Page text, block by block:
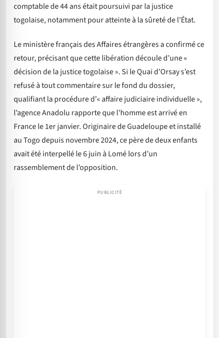
comptable de 44 ans était poursuivi par la justice
togolaise, notamment pour atteinte à la sûreté de l’État.
Le ministère français des Affaires étrangères a confirmé ce
retour, précisant que cette libération découle d’une «
décision de la justice togolaise ». Si le Quai d’Orsay s’est
refusé à tout commentaire sur le fond du dossier,
qualifiant la procédure d’« affaire judiciaire individuelle »,
l’agence Anadolu rapporte que l’homme est arrivé en
France le 1er janvier. Originaire de Guadeloupe et installé
au Togo depuis novembre 2024, ce père de deux enfants
avait été interpellé le 6 juin à Lomé lors d’un
rassemblement de l’opposition.